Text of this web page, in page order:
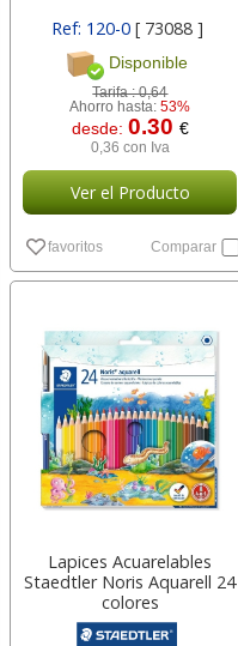
Ref: 120-0 [ 73088 ]
Disponible
Tarifa :0,64
Ahorro hasta:53%
desde: 0.30 €
0,36 con Iva
Ver el Producto
favoritos Comparar
Lapices Acuarelables
Staedtler Noris Aquarell 24
colores